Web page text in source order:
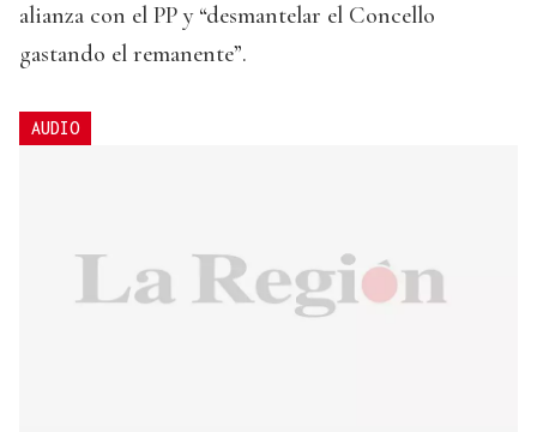
alianza con el PP y “desmantelar el Concello
gastando el remanente”.
AUDIO